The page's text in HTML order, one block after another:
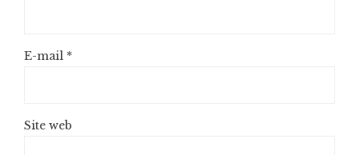
E-mail *
Site web